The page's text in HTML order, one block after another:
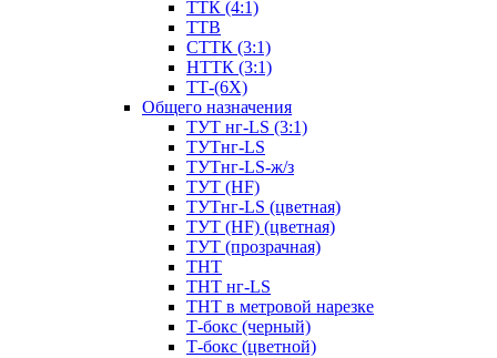
ТТК (4:1)
ТТВ
СТТК (3:1)
НТТК (3:1)
ТТ-(6Х)
Общего назначения
ТУТ нг-LS (3:1)
ТУТнг-LS
ТУТнг-LS-ж/з
ТУТ (HF)
ТУТнг-LS (цветная)
ТУТ (HF) (цветная)
ТУТ (прозрачная)
ТНТ
ТНТ нг-LS
ТНТ в метровой нарезке
Т-бокс (черный)
Т-бокс (цветной)